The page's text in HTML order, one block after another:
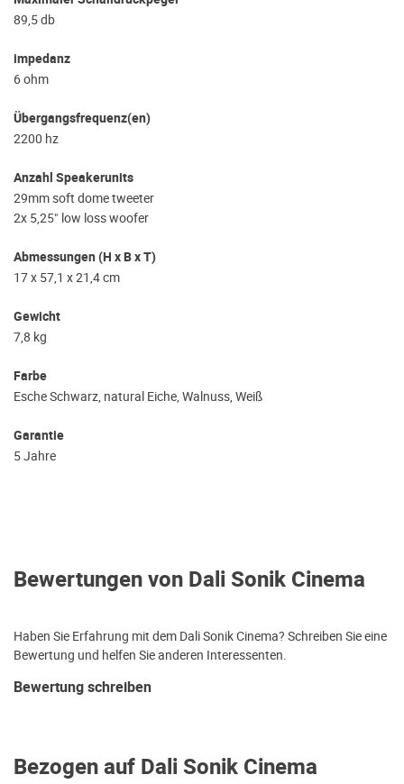
89,5 db
impedanz
6 ohm
Übergangsfrequenz(en)
2200 hz
Anzahl Speakerunits
29mm soft dome tweeter
2x 5,25" low loss woofer
Abmessungen (H x B x T)
17 x 57,1 x 21,4 cm
Gewicht
7,8 kg
Farbe
Esche Schwarz, natural Eiche, Walnuss, Weiß
Garantie
5 Jahre
Bewertungen von Dali Sonik Cinema
Haben Sie Erfahrung mit dem Dali Sonik Cinema? Schreiben Sie eine
Bewertung und helfen Sie anderen Interessenten.
Bewertung schreiben
Bezogen auf Dali Sonik Cinema